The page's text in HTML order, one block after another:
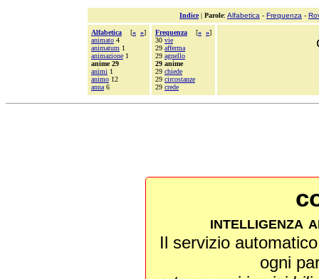
Indice| Parole: Alfabetica - Frequenza -
Alfabetica [« »]
animato 4
animatum 1
animazione 1
anime 29
animi 1
animo 12
anna 6
Frequenza [« »]
30 vie
29 afferma
29 agnello
29 anime
29 chiede
29 circostanze
29 crede
intelligenza
Il servizio
ogni